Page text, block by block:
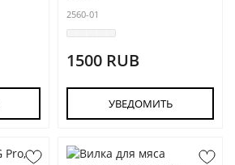
2560-01
1500 RUB
УВЕДОМИТЬ